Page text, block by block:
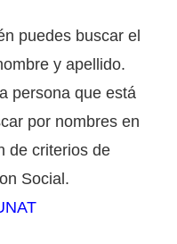
puedes buscar el
y apellido.
persona que está
por nombres en
de criterios de
Social.